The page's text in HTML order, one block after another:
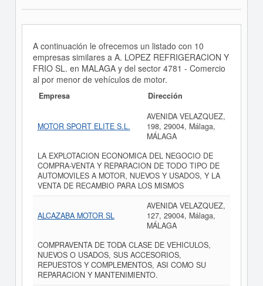
A continuación le ofrecemos un listado con 10
empresas similares a A. LOPEZ REFRIGERACION Y
FRIO SL. en MALAGA y del sector 4781 - Comercio
al por menor de vehículos de motor.
Empresa Dirección
MOTOR SPORT ELITE S.L.
AVENIDA VELAZQUEZ,
198, 29004, Málaga,
MÁLAGA
LA EXPLOTACION ECONOMICA DEL NEGOCIO DE
COMPRA-VENTA Y REPARACION DE TODO TIPO DE
AUTOMOVILES A MOTOR, NUEVOS Y USADOS, Y LA
VENTA DE RECAMBIO PARA LOS MISMOS
ALCAZABA MOTOR SL
AVENIDA VELAZQUEZ,
127, 29004, Málaga,
MÁLAGA
COMPRAVENTA DE TODA CLASE DE VEHICULOS,
NUEVOS O USADOS, SUS ACCESORIOS,
REPUESTOS Y COMPLEMENTOS, ASI COMO SU
REPARACION Y MANTENIMIENTO.